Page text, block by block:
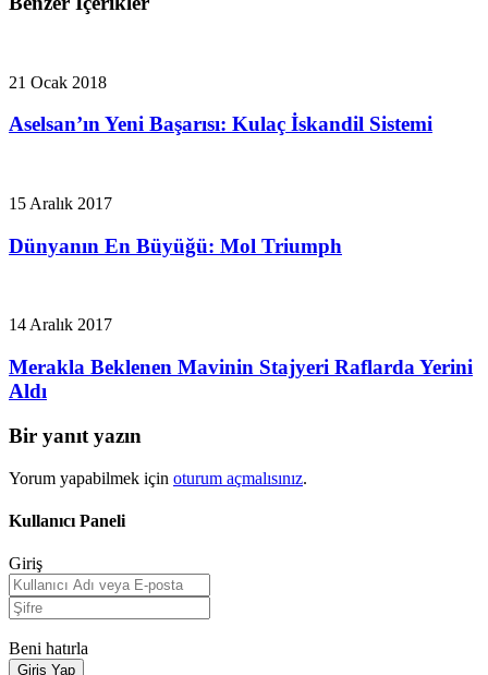
21 Ocak 2018
Aselsan’ın Yeni Başarısı: Kulaç İskandil Sistemi
15 Aralık 2017
Dünyanın En Büyüğü: Mol Triumph
14 Aralık 2017
Merakla Beklenen Mavinin Stajyeri Raflarda Yerini
Aldı
Bir yanıt yazın
Yorum yapabilmek için oturum açmalısınız.
Kullanıcı Paneli
Giriş
Beni hatırla